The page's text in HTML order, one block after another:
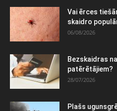
Vai ērces
skaidro
06/08/2026
Bezskaidras
patērētājiem?
28/07/2026
Plašs